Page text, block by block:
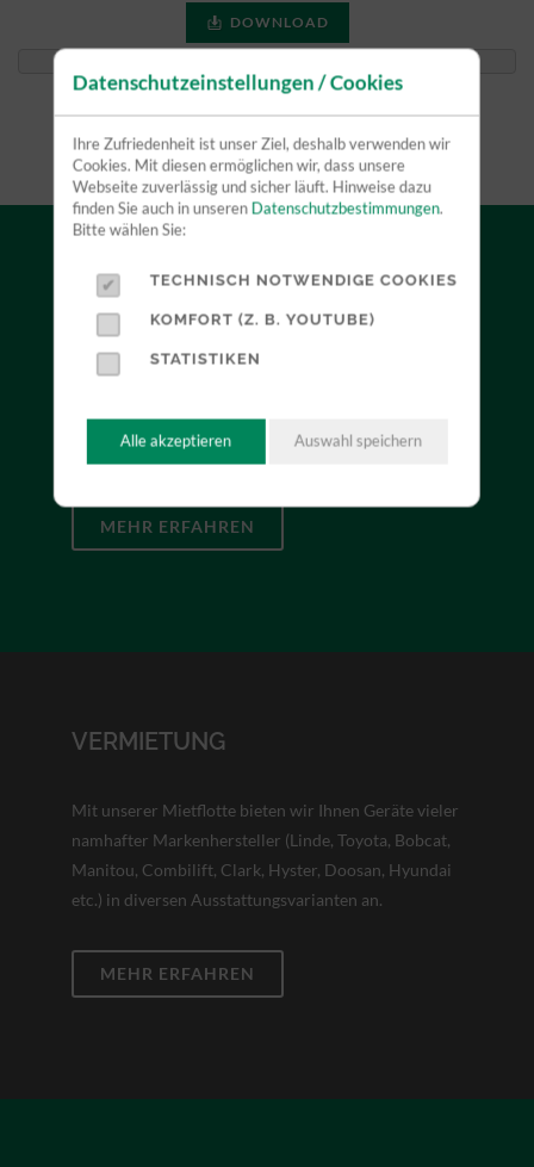
DOWNLOAD
VERKAUF
Durch unsere Herstellerunabhängigkeit können wir
Sie optimale Produkt finden. Profitieren Sie dabei
von unserer jahrelangen Erfahrung.
MEHR ERFAHREN
VERMIETUNG
Mit unserer Mietflotte bieten wir Ihnen Geräte vieler
namhafter Markenhersteller (Linde, Toyota, Bobcat,
Manitou, Combilift, Clark, Hyster, Doosan, Hyundai
etc.) in diversen Ausstattungsvarianten an.
MEHR ERFAHREN
Datenschutzeinstellungen / Cookies
Ihre Zufriedenheit ist unser Ziel, deshalb verwenden wir
Cookies. Mit diesen ermöglichen wir, dass unsere
Webseite zuverlässig und sicher läuft. Hinweise dazu
finden Sie auch in unseren Datenschutzbestimmungen.
Bitte wählen Sie:
TECHNISCH NOTWENDIGE COOKIES
KOMFORT (Z. B. YOUTUBE)
STATISTIKEN
Alle akzeptieren Auswahl speichern